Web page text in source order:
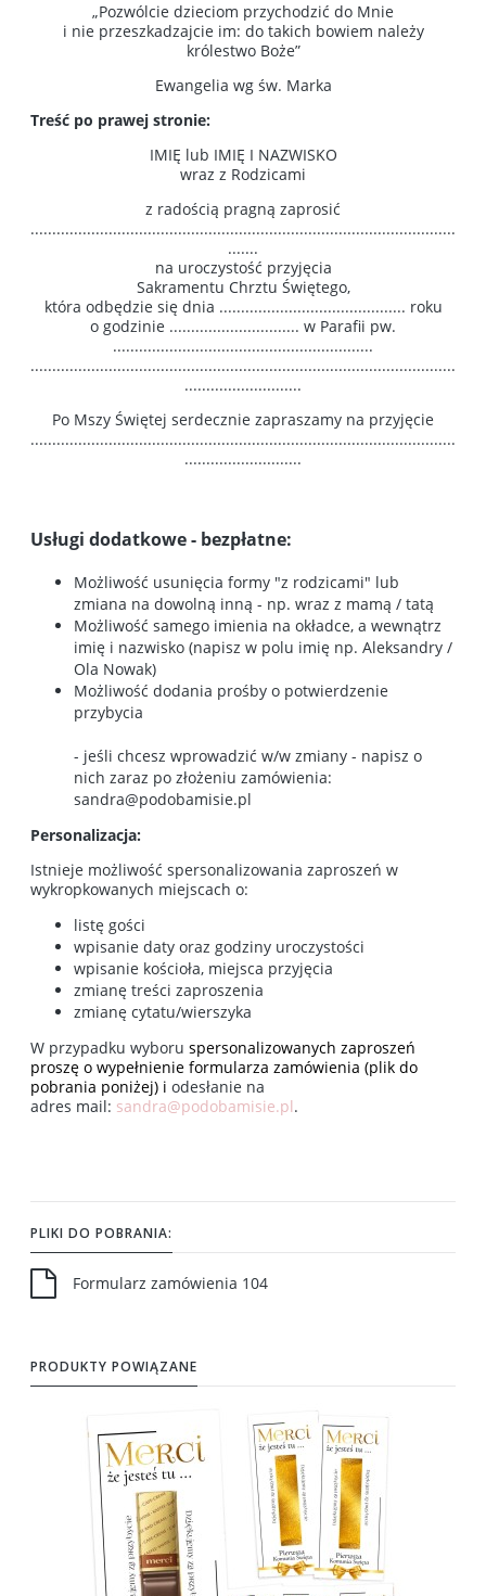
„Pozwólcie dzieciom przychodzić do Mnie
i nie przeszkadzajcie im: do takich bowiem należy
królestwo Boże”
Ewangelia wg św. Marka
Treść po prawej stronie:
IMIĘ lub IMIĘ I NAZWISKO
wraz z Rodzicami
z radością pragną zaprosić
..................................................................................................
.......
na uroczystość przyjęcia
Sakramentu Chrztu Świętego,
która odbędzie się dnia ........................................... roku
o godzinie .............................. w Parafii pw.
............................................................
..................................................................................................
...........................
Po Mszy Świętej serdecznie zapraszamy na przyjęcie
..................................................................................................
...........................
Usługi dodatkowe - bezpłatne:
Możliwość usunięcia formy "z rodzicami" lub
zmiana na dowolną inną - np. wraz z mamą / tatą
Możliwość samego imienia na okładce, a wewnątrz
imię i nazwisko (napisz w polu imię np. Aleksandry /
Ola Nowak)
Możliwość dodania prośby o potwierdzenie
przybycia
- jeśli chcesz wprowadzić w/w zmiany - napisz o
nich zaraz po złożeniu zamówienia:
sandra@podobamisie.pl
Personalizacja:
Istnieje możliwość spersonalizowania zaproszeń w
wykropkowanych miejscach o:
listę gości
wpisanie daty oraz godziny uroczystości
wpisanie kościoła, miejsca przyjęcia
zmianę treści zaproszenia
zmianę cytatu/wierszyka
W przypadku wyboru spersonalizowanych zaproszeń
proszę o wypełnienie formularza zamówienia (plik do
pobrania poniżej) i odesłanie na
adres mail: sandra@podobamisie.pl.
PLIKI DO POBRANIA:
Formularz zamówienia 104
PRODUKTY POWIĄZANE